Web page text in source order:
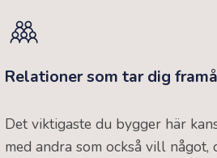
Relationer som tar dig
Det viktigaste du bygger här
med andra som också vill